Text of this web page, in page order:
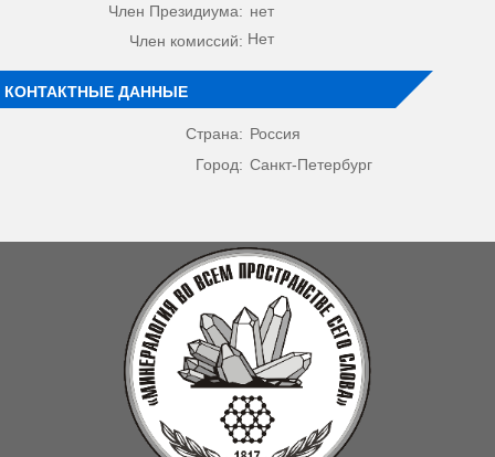
Член Президиума: нет
Член комиссий: Нет
КОНТАКТНЫЕ ДАННЫЕ
Страна: Россия
Город: Санкт-Петербург